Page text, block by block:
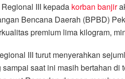
III kepada korban banjir
Bencana Daerah (BPBD)
premium lima kilogram,
III turut menyerahkan
saat ini masih bertahan